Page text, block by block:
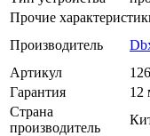
Прочие
Производитель
Артикул
Гарантия
12
Страна
производитель